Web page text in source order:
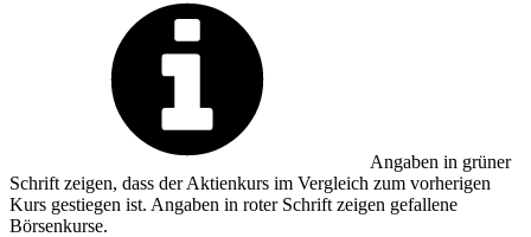
Angaben in grüner
Schrift zeigen, dass der Aktienkurs im Vergleich zum vorherigen
Kurs gestiegen ist. Angaben in roterSchrift zeigen gefallene
Börsenkurse.